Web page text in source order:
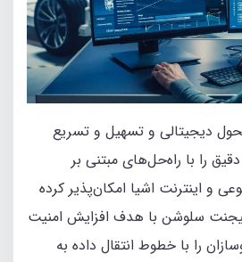
دیجیتالی و تسهیل و تسریع
را با راه‌حل‌های مبتنی بر
و اینترنت اشیا امکان‌پذیر کرده
سلوشن با هدف افزایش امنیت
را با خطوط انتقال داده به